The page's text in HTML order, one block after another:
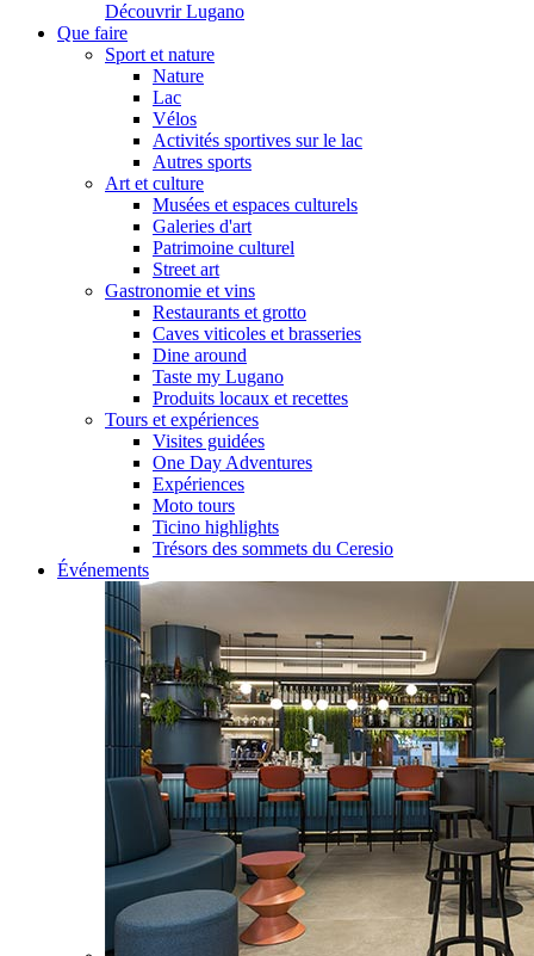
Découvrir Lugano
Que faire
Sport et nature
Nature
Lac
Vélos
Activités sportives sur le lac
Autres sports
Art et culture
Musées et espaces culturels
Galeries d'art
Patrimoine culturel
Street art
Gastronomie et vins
Restaurants et grotto
Caves viticoles et brasseries
Dine around
Taste my Lugano
Produits locaux et recettes
Tours et expériences
Visites guidées
One Day Adventures
Expériences
Moto tours
Ticino highlights
Trésors des sommets du Ceresio
Événements